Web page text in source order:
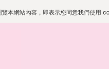
本網站內容，即表示您同意我們使用